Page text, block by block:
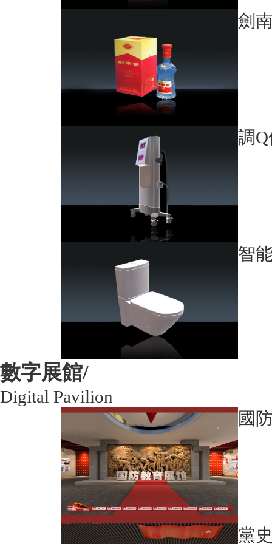
劍
調
智
數字展館/
Digital Pavilion
國
黨